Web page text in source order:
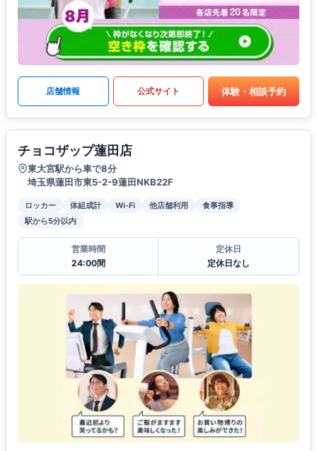
店舗情報 公式サイト 体験・相談予約
チョコザップ蓮田店
東大宮駅から車で8分
埼玉県蓮田市東5-2-9蓮田NKB22F
ロッカー 体組成計 Wi-Fi 他店舗利用
食事指導
駅から5分以内
営業時間
24:00間
定休日
定休日なし